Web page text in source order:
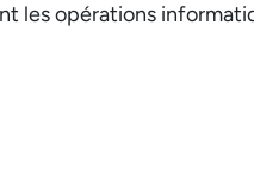
les opérations